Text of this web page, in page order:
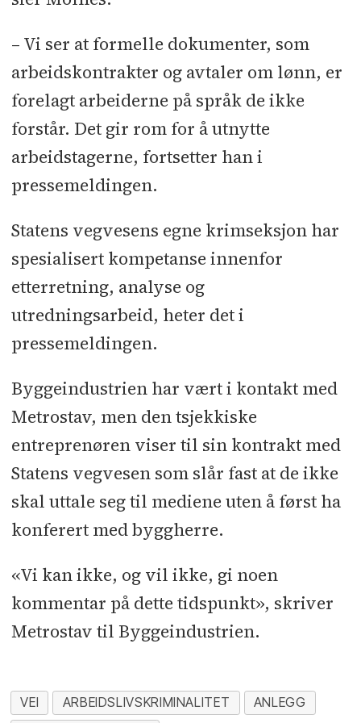
– Vi ser at formelle dokumenter, som
arbeidskontrakter og avtaler om lønn, er
forelagt arbeiderne på språk de ikke
forstår. Det gir rom for å utnytte
arbeidstagerne, fortsetter han i
pressemeldingen.
Statens vegvesens egne krimseksjon har
spesialisert kompetanse innenfor
etterretning, analyse og
utredningsarbeid, heter det i
pressemeldingen.
Byggeindustrien har vært i kontakt med
Metrostav, men den tsjekkiske
entreprenøren viser til sin kontrakt med
Statens vegvesen som slår fast at de ikke
skal uttale seg til mediene uten å først ha
konferert med byggherre.
«Vi kan ikke, og vil ikke, gi noen
kommentar på dette tidspunkt», skriver
Metrostav til Byggeindustrien.
VEI ARBEIDSLIVSKRIMINALITET
ANLEGG